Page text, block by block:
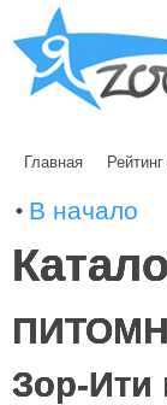
Главная
В начало
Зор-Ити